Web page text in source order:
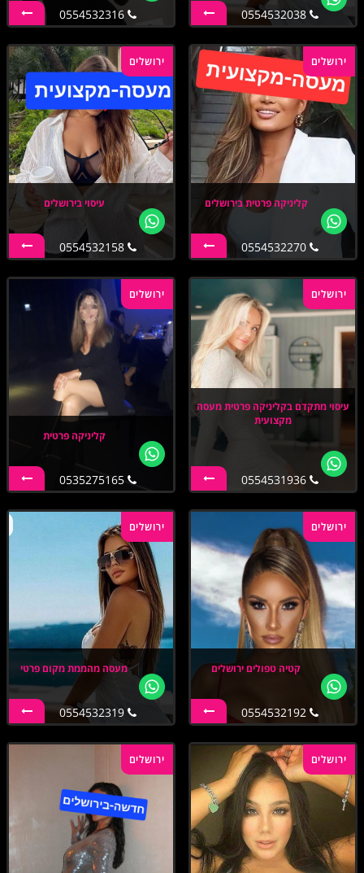
0554532038
0554532316
ירושלים
קליניקה פרטית בירושלים
0554532270
ירושלים
עיסוי בירושלים
0554532158
ירושלים
עיסוי מתקדם בקליניקה פרטית מעסה
מקצועית
0554531936
ירושלים
קליניקה פרטית
0535275165
ירושלים
קטיה טפולים ירושלים
0554532192
ירושלים
מעסה מהממת מקום פרטי
0554532319
ירושלים ירושלים